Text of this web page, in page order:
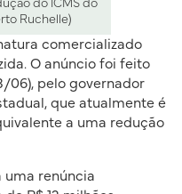
do ICMS do
Ruchelle)
comercializado
O anúncio foi feito
06), pelo governador
que atualmente é
a uma redução
uma renúncia